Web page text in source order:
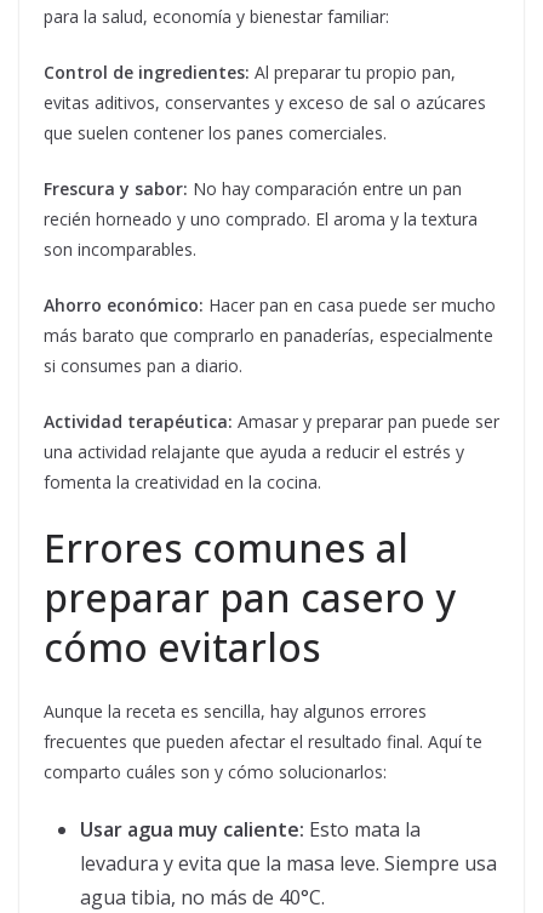
para la salud, economía y bienestar familiar:
Control de ingredientes: Al preparar tu propio pan,
evitas aditivos, conservantes y exceso de sal o azúcares
que suelen contener los panes comerciales.
Frescura y sabor: No hay comparación entre un pan
recién horneado y uno comprado. El aroma y la textura
son incomparables.
Ahorro económico: Hacer pan en casa puede ser mucho
más barato que comprarlo en panaderías, especialmente
si consumes pan a diario.
Actividad terapéutica: Amasar y preparar pan puede ser
una actividad relajante que ayuda a reducir el estrés y
fomenta la creatividad en la cocina.
Errores comunes al
preparar pan casero y
cómo evitarlos
Aunque la receta es sencilla, hay algunos errores
frecuentes que pueden afectar el resultado final. Aquí te
comparto cuáles son y cómo solucionarlos:
Usar agua muy caliente: Esto mata la
levadura y evita que la masa leve. Siempre usa
agua tibia, no más de 40°C.